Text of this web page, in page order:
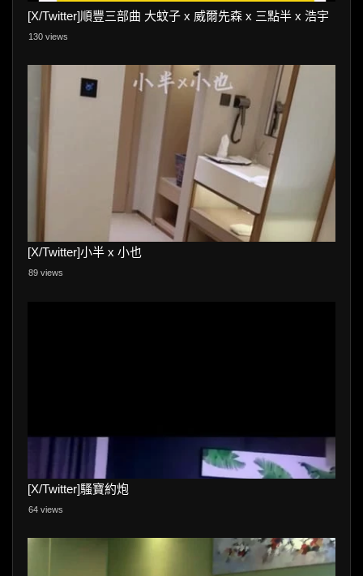
[X/Twitter]順豐三部曲 大蚊子 x 威爾先森 x 三點半 x 浩宇
130 views
[X/Twitter]小半 x 小也
89 views
[X/Twitter]騷寶約炮
64 views